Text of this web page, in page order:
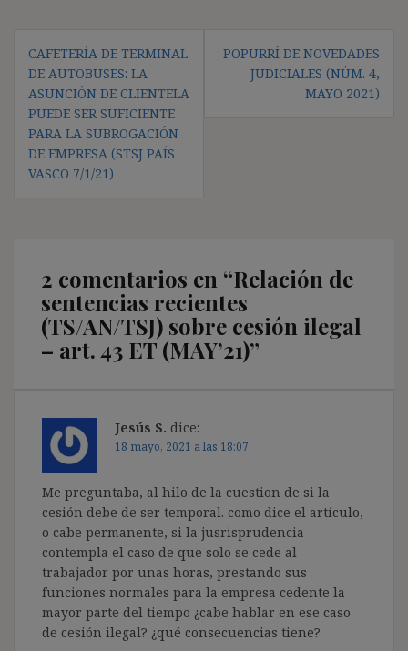
Navegación
de
entradas
CAFETERÍA DE TERMINAL
DE AUTOBUSES: LA
ASUNCIÓN DE CLIENTELA
PUEDE SER SUFICIENTE
PARA LA SUBROGACIÓN
DE EMPRESA (STSJ PAÍS
VASCO 7/1/21)
POPURRÍ DE NOVEDADES
JUDICIALES (NÚM. 4,
MAYO 2021)
2 comentarios en “Relación de
sentencias recientes
(TS/AN/TSJ) sobre cesión ilegal
– art. 43 ET (MAY’21)”
Jesús S. dice:
18 mayo, 2021 a las 18:07
Me preguntaba, al hilo de la cuestion de si la
cesión debe de ser temporal. como dice el artículo,
o cabe permanente, si la jusrisprudencia
contempla el caso de que solo se cede al
trabajador por unas horas, prestando sus
funciones normales para la empresa cedente la
mayor parte del tiempo ¿cabe hablar en ese caso
de cesión ilegal? ¿qué consecuencias tiene?